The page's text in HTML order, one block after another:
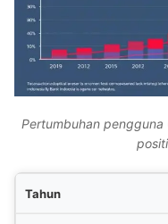
Pertumbuhan pengguna